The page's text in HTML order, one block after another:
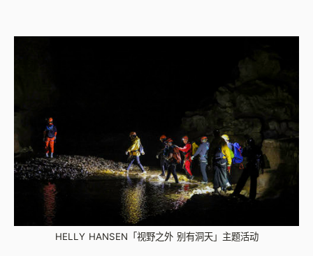
HELLY HANSEN「视野之外 别有洞天」主题活动